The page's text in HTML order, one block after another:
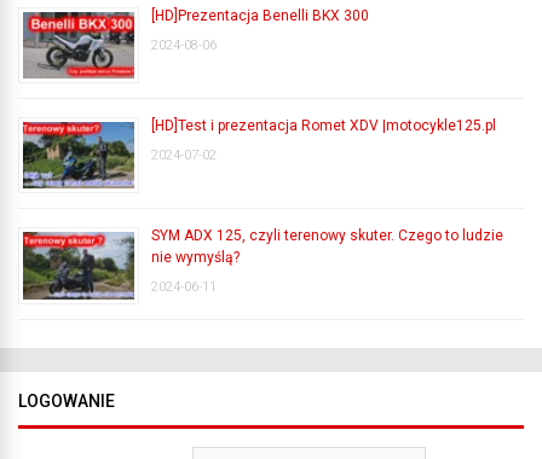
[HD]Prezentacja Benelli BKX 300
2024-08-06
[HD]Test i prezentacja Romet XDV |motocykle125.pl
2024-07-02
SYM ADX 125, czyli terenowy skuter. Czego to ludzie
nie wymyślą?
2024-06-11
LOGOWANIE